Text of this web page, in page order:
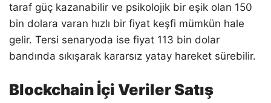
taraf güç kazanabilir ve psikolojik bir eşik olan 150
bin dolara varan hızlı bir fiyat keşfi mümkün hale
gelir. Tersi senaryoda ise fiyat 113 bin dolar
bandında sıkışarak kararsız yatay hareket sürebilir.
Blockchain İçi Veriler Satış